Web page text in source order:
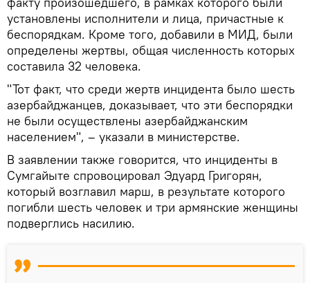
установлены исполнители и лица, причастные к
беспорядкам. Кроме того, добавили в МИД, были
определены жертвы, общая численность которых
составила 32 человека.
"Тот факт, что среди жертв инцидента было шесть
азербайджанцев, доказывает, что эти беспорядки
не были осуществлены азербайджанским
населением", – указали в министерстве.
В заявлении также говорится, что инциденты в
Сумгайыте спровоцировал Эдуард Григорян,
который возглавил марш, в результате которого
погибли шесть человек и три армянские женщины
подверглись насилию.